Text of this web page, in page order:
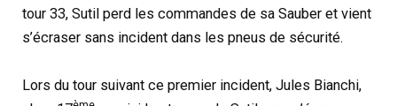
tour 33, Sutil perd les commandes de sa Sauber et vient
s’écraser sans incident dans les pneus de sécurité.
Lors du tour suivant ce premier incident, Jules Bianchi,